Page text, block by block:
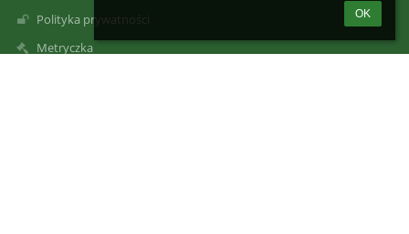
OK
Polityka prywatności
Metryczka